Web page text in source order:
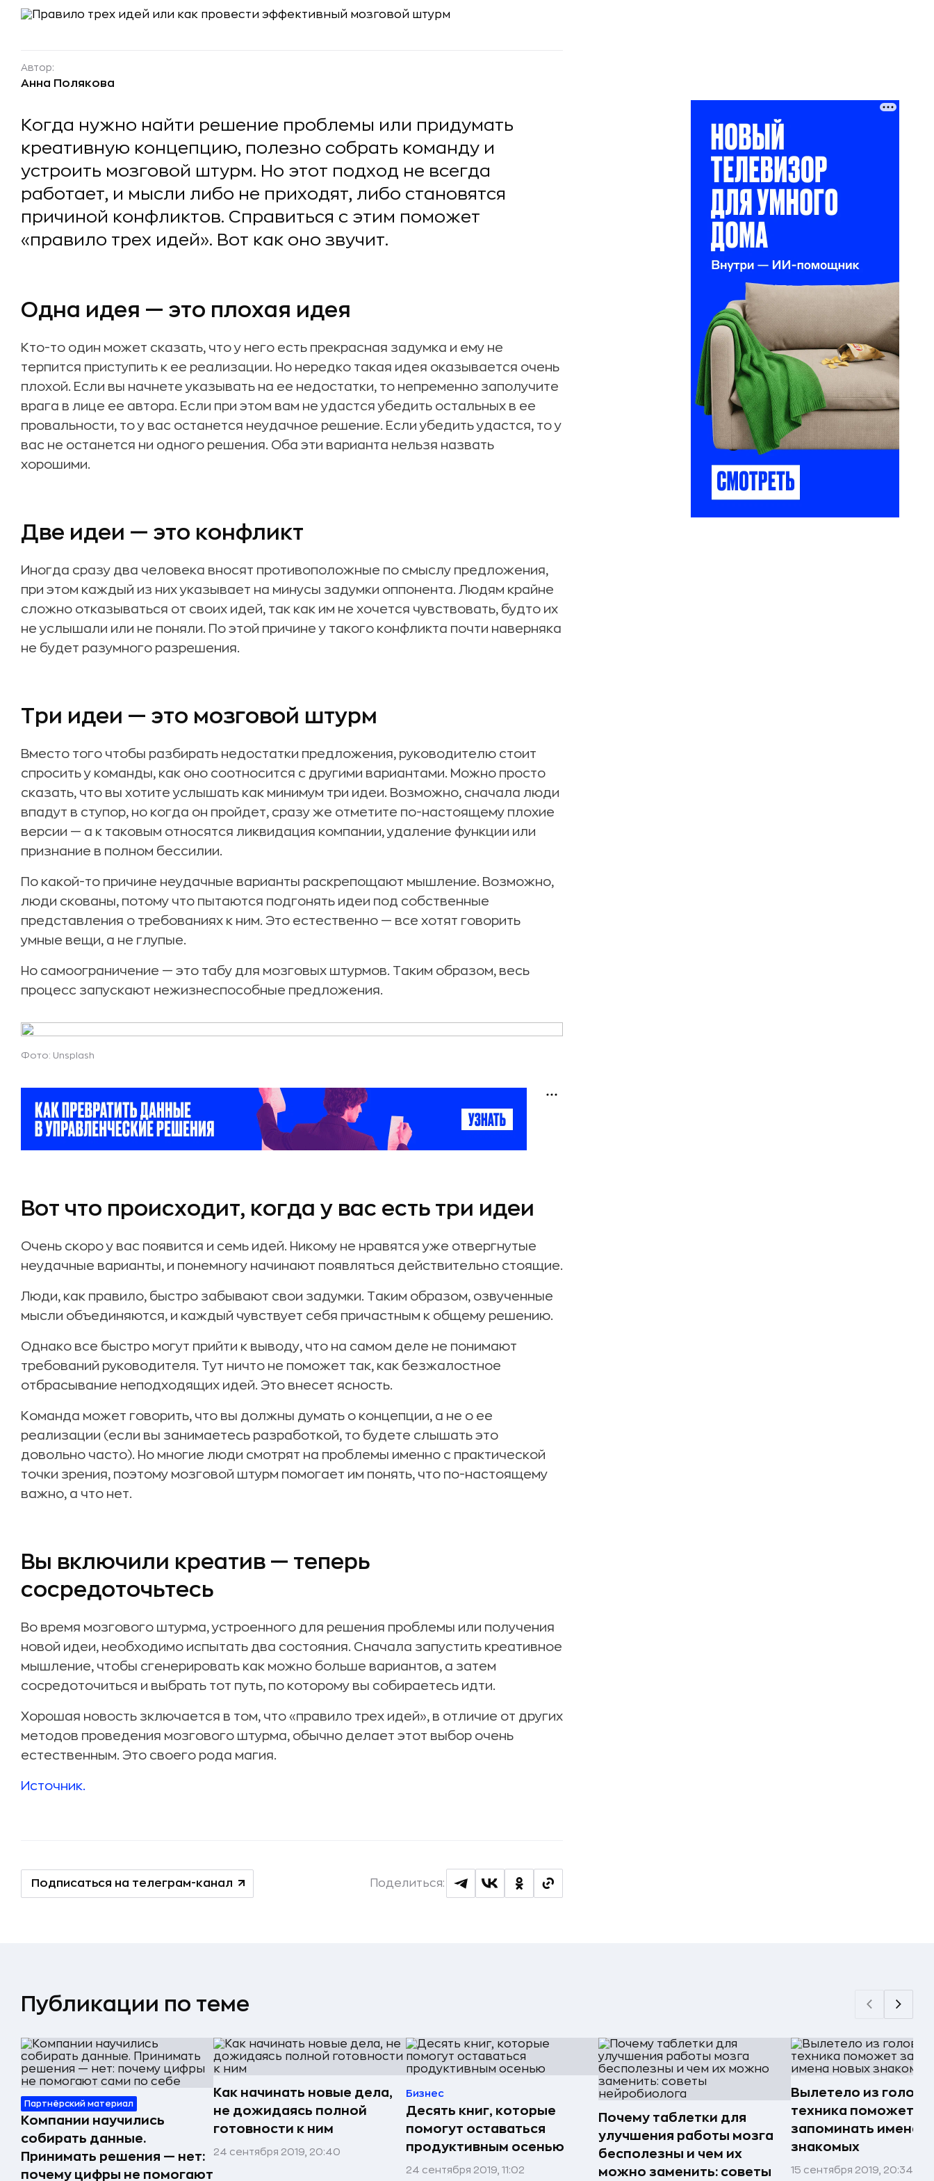
Автор:
Анна Полякова
Когда нужно найти решение проблемы или придумать
креативную концепцию, полезно собрать команду и
устроить мозговой штурм. Но этот подход не всегда
работает, и мысли либо не приходят, либо становятся
причиной конфликтов. Справиться с этим поможет
«правило трех идей». Вот как оно звучит.
Одна идея — это плохая идея
Кто-то один может сказать, что у него есть прекрасная задумка и ему не
терпится приступить к ее реализации. Но нередко такая идея оказывается очень
плохой. Если вы начнете указывать на ее недостатки, то непременно заполучите
врага в лице ее автора. Если при этом вам не удастся убедить остальных в ее
провальности, то у вас останется неудачное решение. Если убедить удастся, то у
вас не останется ни одного решения. Оба эти варианта нельзя назвать
хорошими.
Две идеи — это конфликт
Иногда сразу два человека вносят противоположные по смыслу предложения,
при этом каждый из них указывает на минусы задумки оппонента. Людям крайне
сложно отказываться от своих идей, так как им не хочется чувствовать, будто их
не услышали или не поняли. По этой причине у такого конфликта почти наверняка
не будет разумного разрешения.
Три идеи — это мозговой штурм
Вместо того чтобы разбирать недостатки предложения, руководителю стоит
спросить у команды, как оно соотносится с другими вариантами. Можно просто
сказать, что вы хотите услышать как минимум три идеи. Возможно, сначала люди
впадут в ступор, но когда он пройдет, сразу же отметите по-настоящему плохие
версии — а к таковым относятся ликвидация компании, удаление функции или
признание в полном бессилии.
По какой-то причине неудачные варианты раскрепощают мышление. Возможно,
люди скованы, потому что пытаются подгонять идеи под собственные
представления о требованиях к ним. Это естественно — все хотят говорить
умные вещи, а не глупые.
Но самоограничение — это табу для мозговых штурмов. Таким образом, весь
процесс запускают нежизнеспособные предложения.
Фото: Unsplash
Вот что происходит, когда у вас есть три идеи
Очень скоро у вас появится и семь идей. Никому не нравятся уже отвергнутые
неудачные варианты, и понемногу начинают появляться действительно стоящие.
Люди, как правило, быстро забывают свои задумки. Таким образом, озвученные
мысли объединяются, и каждый чувствует себя причастным к общему решению.
Однако все быстро могут прийти к выводу, что на самом деле не понимают
требований руководителя. Тут ничто не поможет так, как безжалостное
отбрасывание неподходящих идей. Это внесет ясность.
Команда может говорить, что вы должны думать о концепции, а не о ее
реализации (если вы занимаетесь разработкой, то будете слышать это
довольно часто). Но многие люди смотрят на проблемы именно с практической
точки зрения, поэтому мозговой штурм помогает им понять, что по-настоящему
важно, а что нет.
Вы включили креатив — теперь
сосредоточьтесь
Во время мозгового штурма, устроенного для решения проблемы или получения
новой идеи, необходимо испытать два состояния. Сначала запустить креативное
мышление, чтобы сгенерировать как можно больше вариантов, а затем
сосредоточиться и выбрать тот путь, по которому вы собираетесь идти.
Хорошая новость зключается в том, что «правило трех идей», в отличие от других
методов проведения мозгового штурма, обычно делает этот выбор очень
естественным. Это своего рода магия.
Источник.
Подписаться на телеграм-канал Поделиться:
Публикации по теме
Партнёрский материал
Компании научились
собирать данные.
Принимать решения — нет:
почему цифры не помогают
Как начинать новые дела,
не дожидаясь полной
готовности к ним
24 сентября 2019, 20:40
Бизнес
Десять книг, которые
помогут оставаться
продуктивным осенью
24 сентября 2019, 11:02
Почему таблетки для
улучшения работы мозга
бесполезны и чем их
можно заменить: советы
Вылетело из
техника поможет
запоминать имена
знакомых
15 сентября 2019, 20:34